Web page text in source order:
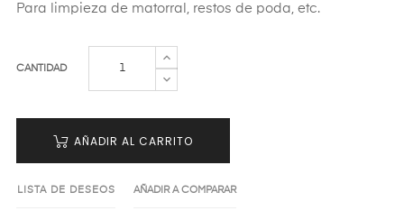
Para limpieza de matorral, restos de poda, etc.
CANTIDAD
AÑADIR AL CARRITO
LISTA DE DESEOS AÑADIR A COMPARAR